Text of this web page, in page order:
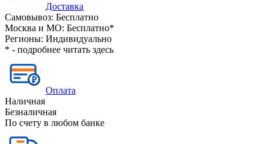
Доставка
Самовывоз: Бесплатно
Москва и МО: Бесплатно*
Регионы: Индивидуально
* - подробнее читать здесь
Оплата
Наличная
Безналичная
По счету в любом банке